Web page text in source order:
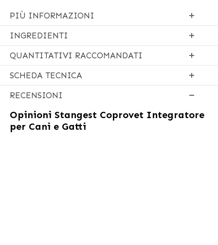
PIÙ INFORMAZIONI
INGREDIENTI
QUANTITATIVI RACCOMANDATI
SCHEDA TECNICA
RECENSIONI
Opinioni Stangest Coprovet Integratore
per Cani e Gatti